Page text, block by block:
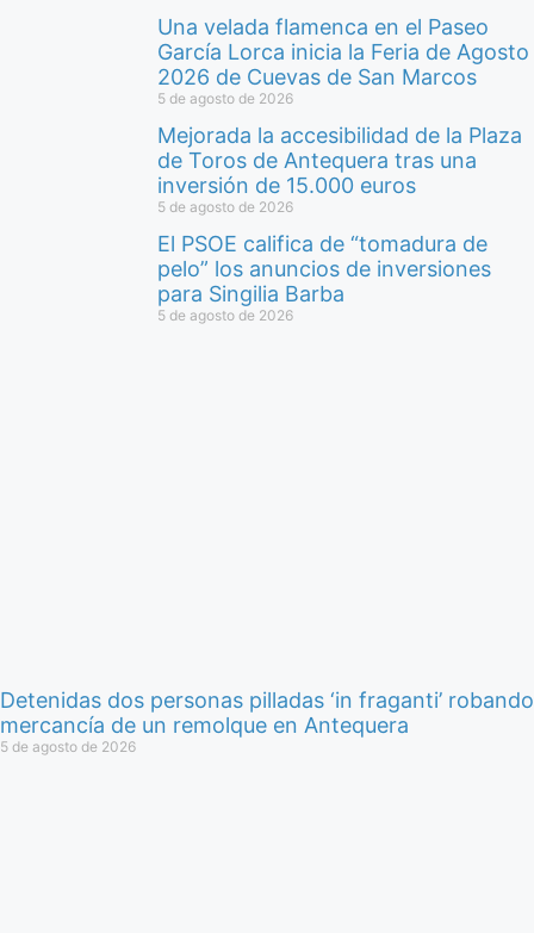
Una velada flamenca en el Paseo
García Lorca inicia la Feria de Agosto
2026 de Cuevas de San Marcos
5 de agosto de 2026
Mejorada la accesibilidad de la Plaza
de Toros de Antequera tras una
inversión de 15.000 euros
5 de agosto de 2026
El PSOE califica de “tomadura de
pelo” los anuncios de inversiones
para Singilia Barba
5 de agosto de 2026
Detenidas dos personas pilladas ‘in fraganti’ robando
mercancía de un remolque en Antequera
5 de agosto de 2026